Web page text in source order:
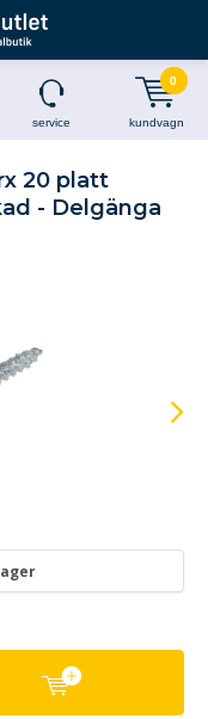
service kundvagn
0
20 platt
- Delgänga